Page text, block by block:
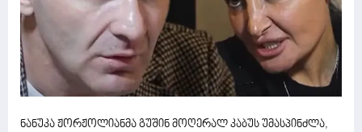
ნანუკა ჟორჟოლიანმა გუშინ მოღერალ კაბუს უმასპინძლა,